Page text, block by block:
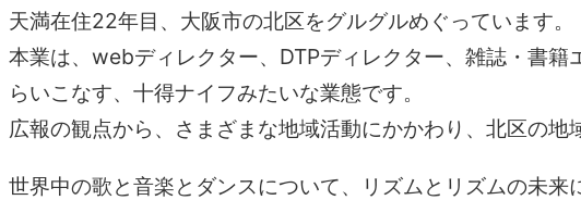
天満在住22年目、大阪市の北区をグルグルめぐっています。
本業は、webディレクター、DTPディレクター、雑誌・書
らいこなす、十得ナイフみたいな業態です。
広報の観点から、さまざまな地域活動にかかわり、北区の地
世界中の歌と音楽とダンスについて、リズムとリズムの未来